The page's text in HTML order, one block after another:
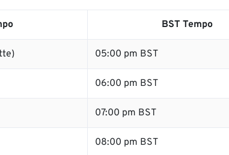
BST Tempo
05:00 pm BST
06:00 pm BST
07:00 pm BST
08:00 pm BST